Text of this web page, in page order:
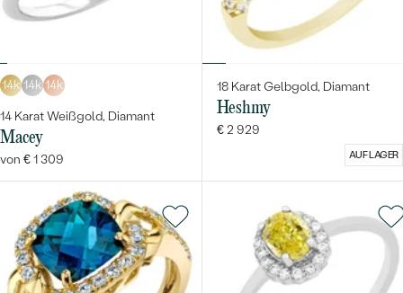
14k 14k 14k
14 Karat Weißgold, Diamant
Macey
von € 1 309
18 Karat Gelbgold, Diamant
Heshmy
€ 2 929
AUF LAGER